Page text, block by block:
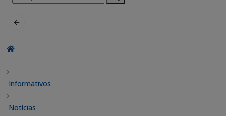
por:
Informativos
Notícias